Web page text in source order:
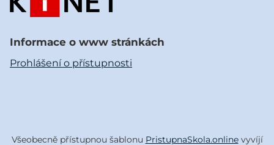
Informace o www stránkách
Prohlášení o přístupnosti
Všeobecně přístupnou šablonu PristupnaSkola.onlinevyvíjí